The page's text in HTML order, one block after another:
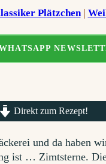
Plätzchen |
Direkt zum Rezept!
und da haben
ist … Zimtsterne.